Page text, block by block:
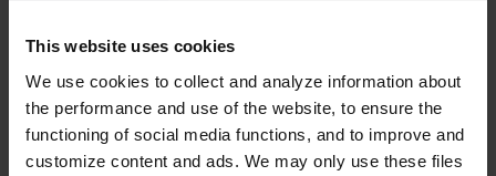
This website uses cookies
We use cookies to collect and analyze information about
the performance and use of the website, to ensure the
functioning of social media functions, and to improve and
customize content and ads. We may only use these files
bankovníctva hľadáme šikovných ľudí s praxou v oblasti
investičných riešení.Hľadáme aktuálne 2-3 Privátnych bankárov
pre Bratislavu tak sa…